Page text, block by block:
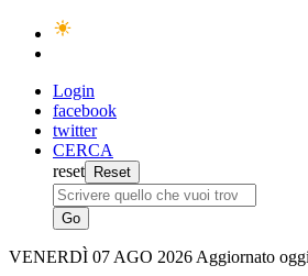
Login
facebook
twitter
CERCA
reset
VENERDÌ 07 AGO 2026 Aggiornato